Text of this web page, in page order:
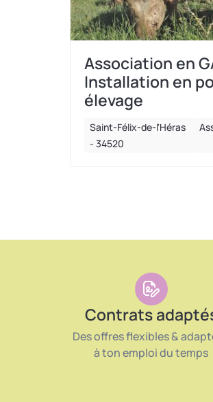
Association en
Installation en
élevage
Saint-Félix-de-l'Héras
- 34520
Contrats
Des offres flexibles &
à ton emploi du temps